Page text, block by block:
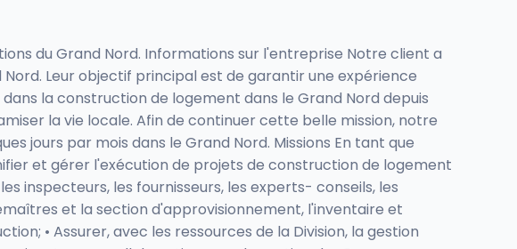
du Grand Nord. Informations sur l'entreprise Notre client a
Leur objectif principal est de garantir une expérience
la construction de logement dans le Grand Nord depuis
la vie locale. Afin de continuer cette belle mission, notre
jours par mois dans le Grand Nord. Missions En tant que
et gérer l'exécution de projets de construction de logement
inspecteurs, les fournisseurs, les experts- conseils, les
et la section d'approvisionnement, l'inventaire et
• Assurer, avec les ressources de la Division, la gestion